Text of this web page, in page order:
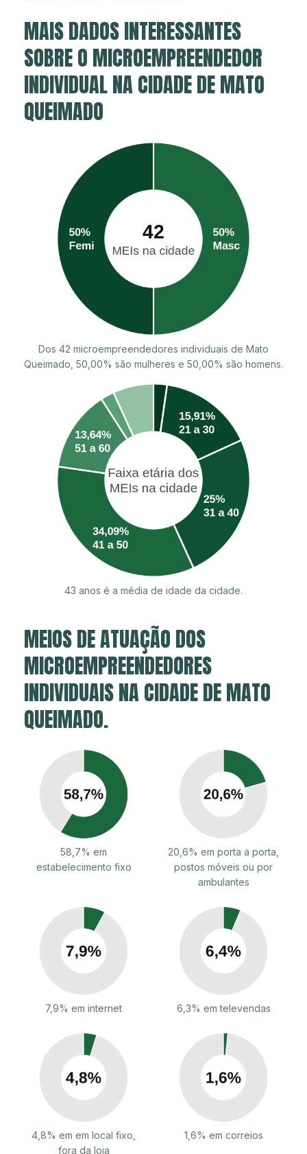
MAIS DADOS INTERESSANTES
SOBRE O MICROEMPREENDEDOR
INDIVIDUAL NA CIDADE DE MATO
QUEIMADO
Dos 42 microempreendedores individuais de Mato
Queimado, 50,00% são mulheres e 50,00% são homens.
43 anos é a média de idade da cidade.
MEIOS DE ATUAÇÃO DOS
MICROEMPREENDEDORES
INDIVIDUAIS NA CIDADE DE MATO
QUEIMADO.
58,7% em
estabelecimento fixo
20,6% em porta a porta,
postos móveis ou por
ambulantes
7,9% em internet 6,3% em televendas
4,8% em em local fixo,
fora da loja
1,6% em correios